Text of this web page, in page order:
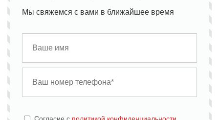
Мы свяжемся с вами в ближайшее время